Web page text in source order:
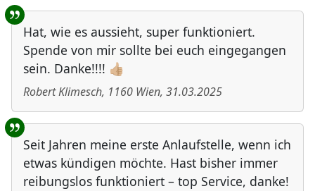
Hat, wie es aussieht, super funktioniert.
Spende von mir sollte bei euch eingegangen
sein. Danke!!!! 👍🏼
Robert Klimesch, 1160 Wien, 31.03.2025
Seit Jahren meine erste Anlaufstelle, wenn ich
etwas kündigen möchte. Hast bisher immer
reibungslos funktioniert – top Service, danke!